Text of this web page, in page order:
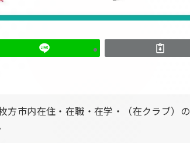
方市内在住・在職・在学・（在クラブ）の